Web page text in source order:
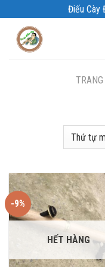
qua
Điếu Cày
-9%
HẾT HÀNG